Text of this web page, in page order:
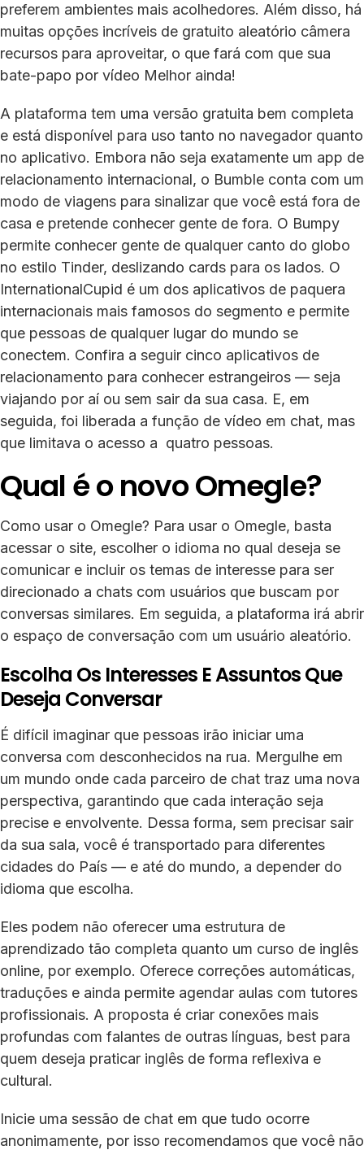
preferem ambientes mais acolhedores. Além disso, há
muitas opções incríveis de gratuito aleatório câmera
recursos para aproveitar, o que fará com que sua
bate-papo por vídeo Melhor ainda!
A plataforma tem uma versão gratuita bem completa
e está disponível para uso tanto no navegador quanto
no aplicativo. Embora não seja exatamente um app de
relacionamento internacional, o Bumble conta com um
modo de viagens para sinalizar que você está fora de
casa e pretende conhecer gente de fora. O Bumpy
permite conhecer gente de qualquer canto do globo
no estilo Tinder, deslizando cards para os lados. O
InternationalCupid é um dos aplicativos de paquera
internacionais mais famosos do segmento e permite
que pessoas de qualquer lugar do mundo se
conectem. Confira a seguir cinco aplicativos de
relacionamento para conhecer estrangeiros — seja
viajando por aí ou sem sair da sua casa. E, em
seguida, foi liberada a função de vídeo em chat, mas
que limitava o acesso a quatro pessoas.
Qual é o novo Omegle?
Como usar o Omegle? Para usar o Omegle, basta
acessar o site, escolher o idioma no qual deseja se
comunicar e incluir os temas de interesse para ser
direcionado a chats com usuários que buscam por
conversas similares. Em seguida, a plataforma irá abrir
o espaço de conversação com um usuário aleatório.
Escolha Os Interesses E Assuntos Que
Deseja Conversar
É difícil imaginar que pessoas irão iniciar uma
conversa com desconhecidos na rua. Mergulhe em
um mundo onde cada parceiro de chat traz uma nova
perspectiva, garantindo que cada interação seja
precise e envolvente. Dessa forma, sem precisar sair
da sua sala, você é transportado para diferentes
cidades do País — e até do mundo, a depender do
idioma que escolha.
Eles podem não oferecer uma estrutura de
aprendizado tão completa quanto um curso de inglês
online, por exemplo. Oferece correções automáticas,
traduções e ainda permite agendar aulas com tutores
profissionais. A proposta é criar conexões mais
profundas com falantes de outras línguas, best para
quem deseja praticar inglês de forma reflexiva e
cultural.
Inicie uma sessão de chat em que tudo ocorre
anonimamente, por isso recomendamos que você não